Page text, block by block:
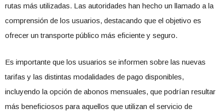
rutas más utilizadas. Las autoridades han hecho un llamado a la
comprensión de los usuarios, destacando que el objetivo es
ofrecer un transporte público más eficiente y seguro.
Es importante que los usuarios se informen sobre las nuevas
tarifas y las distintas modalidades de pago disponibles,
incluyendo la opción de abonos mensuales, que podrían resultar
más beneficiosos para aquellos que utilizan el servicio de